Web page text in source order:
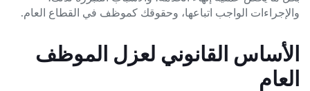
والإجراءات الواجب اتباعها، وحقوقك كموظف في القطاع العام.
الأساس القانوني لعزل الموظف
العام